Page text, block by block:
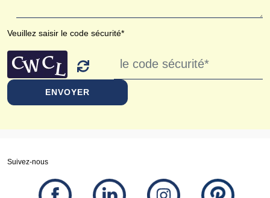
Veuillez saisir le code sécurité*
ENVOYER
Suivez-nous